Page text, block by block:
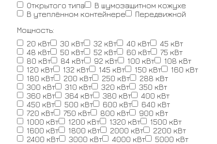
Открытого типа
В шумозащитном кожухе
В утеплённом контейнере
Передвижной
Мощность:
20 кВт
30 кВт 32 кВт 40 кВт
45 кВт
48 кВт
50 кВт 52 кВт 60 кВт
75 кВт
80 кВт
84 кВт 92 кВт 100 кВт
108 кВт
120 кВт
132 кВт 145 кВт 150 кВт
160 кВт
180 кВт
200 кВт 250 кВт
288 кВт
300 кВт
310 кВт 320 кВт
350 кВт
360 кВт
364 кВт 380 кВт
400 кВт
450 кВт
500 кВт 600 кВт
640 кВт
720 кВт
750 кВт 800 кВт
900 кВт
1000 кВт
1200 кВт 1320 кВт
1500 кВт
1600 кВт
1800 кВт 2000 кВт
2200 кВт
2400 кВт
3000 кВт 4000 кВт 5000 кВт